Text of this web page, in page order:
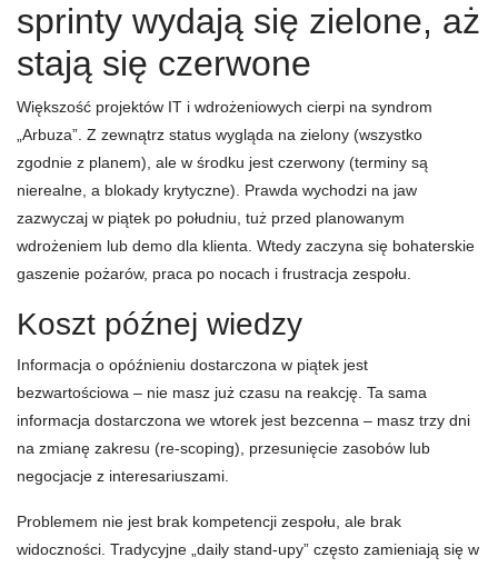
sprinty wydają się zielone, aż
stają się czerwone
Większość projektów IT i wdrożeniowych cierpi na syndrom
„Arbuza”. Z zewnątrz status wygląda na zielony (wszystko
zgodnie z planem), ale w środku jest czerwony (terminy są
nierealne, a blokady krytyczne). Prawda wychodzi na jaw
zazwyczaj w piątek po południu, tuż przed planowanym
wdrożeniem lub demo dla klienta. Wtedy zaczyna się bohaterskie
gaszenie pożarów, praca po nocach i frustracja zespołu.
Koszt późnej wiedzy
Informacja o opóźnieniu dostarczona w piątek jest
bezwartościowa – nie masz już czasu na reakcję. Ta sama
informacja dostarczona we wtorek jest bezcenna – masz trzy dni
na zmianę zakresu (re-scoping), przesunięcie zasobów lub
negocjacje z interesariuszami.
Problemem nie jest brak kompetencji zespołu, ale brak
widoczności. Tradycyjne „daily stand-upy” często zamieniają się w